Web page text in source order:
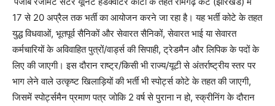
17 से 20 अप्रैल तक भर्ती का आयोजन करने जा रहा है। यह भर्ती कोटे के तहत
युद्ध विधवाओं, भूतपूर्व सैनिकों और सेवारत सैनिकों, सेवारत भाई या सेवारत
कर्मचारियों के अविवाहित पुत्रों/वार्ड्स की सिपाही, ट्रेडमैन और लिपिक के पदों के
लिए की जाएगी। इस दौरान राष्ट्र/किसी भी राज्य/यूटी से अंतर्राष्ट्रीय स्तर पर
भाग लेने वाले उत्कृष्ट खिलाड़ियों की भर्ती भी स्पोर्ट्स कोटे के तहत की जाएगी,
जिसमें स्पोर्ट्समैन प्रमाण पत्र जोकि 2 वर्ष से पुराना न हो, स्क्रीनिंग के दौरान